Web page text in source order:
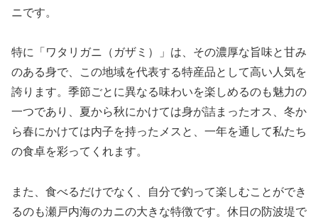
ニです。
特に「ワタリガニ（ガザミ）」は、その濃厚な旨味と甘み
のある身で、この地域を代表する特産品として高い人気を
誇ります。季節ごとに異なる味わいを楽しめるのも魅力の
一つであり、夏から秋にかけては身が詰まったオス、冬か
ら春にかけては内子を持ったメスと、一年を通して私たち
の食卓を彩ってくれます。
また、食べるだけでなく、自分で釣って楽しむことができ
るのも瀬戸内海のカニの大きな特徴です。休日の防波堤で